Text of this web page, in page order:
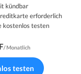
kündbar
erforderlich
kostenlos testen
/ Monatlich
testen